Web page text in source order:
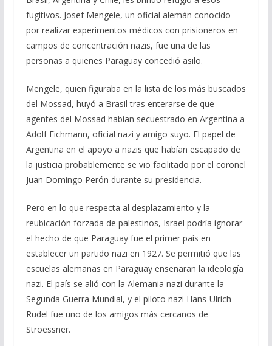
fugitivos. Josef Mengele, un oficial alemán conocido
por realizar experimentos médicos con prisioneros en
campos de concentración nazis, fue una de las
personas a quienes Paraguay concedió asilo.
Mengele, quien figuraba en la lista de los más buscados
del Mossad, huyó a Brasil tras enterarse de que
agentes del Mossad habían secuestrado en Argentina a
Adolf Eichmann, oficial nazi y amigo suyo. El papel de
Argentina en el apoyo a nazis que habían escapado de
la justicia probablemente se vio facilitado por el coronel
Juan Domingo Perón durante su presidencia.
Pero en lo que respecta al desplazamiento y la
reubicación forzada de palestinos, Israel podría ignorar
el hecho de que Paraguay fue el primer país en
establecer un partido nazi en 1927. Se permitió que las
escuelas alemanas en Paraguay enseñaran la ideología
nazi. El país se alió con la Alemania nazi durante la
Segunda Guerra Mundial, y el piloto nazi Hans-Ulrich
Rudel fue uno de los amigos más cercanos de
Stroessner.